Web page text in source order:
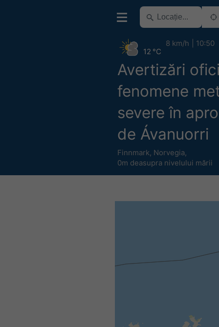
Avertizări
fenomene
severe în
de Ávanuorri
Finnmark, Norvegia,
0m deasupra nivelului mării
12 °C
8 km/h 10:50